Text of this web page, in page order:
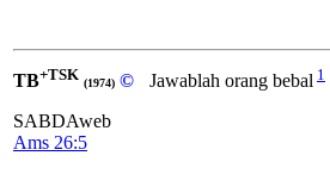
TB+TSK (1974) ©
SABDAweb
Ams 26:5
Jawablah orang bebal 1